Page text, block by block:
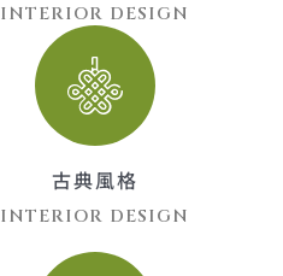
INTERIOR DESIGN
古典風格
INTERIOR DESIGN